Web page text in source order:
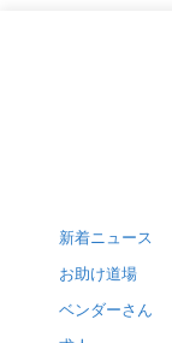
新着ニュース
お助け道場
ベンダーさん